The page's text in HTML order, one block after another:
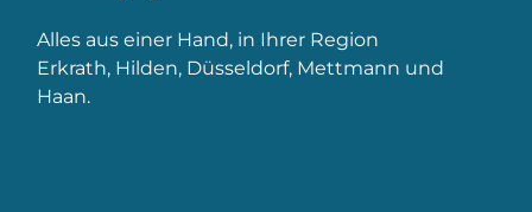
Alles aus einer Hand, in Ihrer Region
Erkrath, Hilden, Düsseldorf, Mettmann und
Haan.